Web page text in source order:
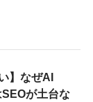
】なぜAI
が土台な